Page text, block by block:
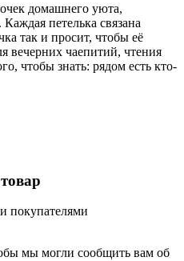
домашнего уюта,
петелька связана
так и просит, чтобы её
вечерних чаепитий, чтения
чтобы знать: рядом есть кто-
покупателями
мы могли сообщить вам об